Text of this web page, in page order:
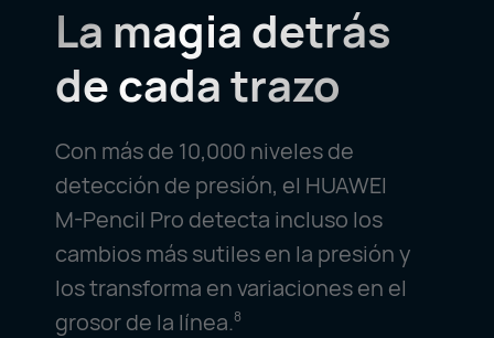
La magia detrás
de cada trazo
Con más de 10,000 niveles de
detección de presión, el HUAWEI
M-Pencil Pro detecta incluso los
cambios más sutiles en la presión y
los transforma en variaciones en el
grosor de la línea.8